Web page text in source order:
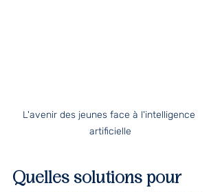
L'avenir des jeunes face à l'intelligence
artificielle
Quelles solutions pour